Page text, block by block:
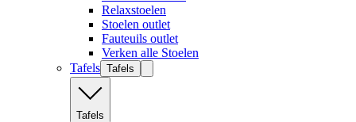
Relaxstoelen
Stoelen outlet
Fauteuils outlet
Verken alle Stoelen
Tafels Tafels
Tafels